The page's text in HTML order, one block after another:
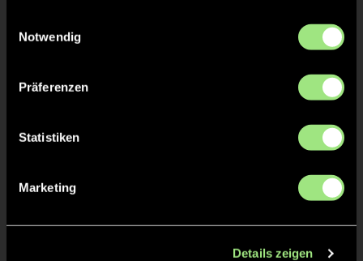
Notwendig
Präferenzen
Statistiken
Marketing
Details zeigen
Körnicke